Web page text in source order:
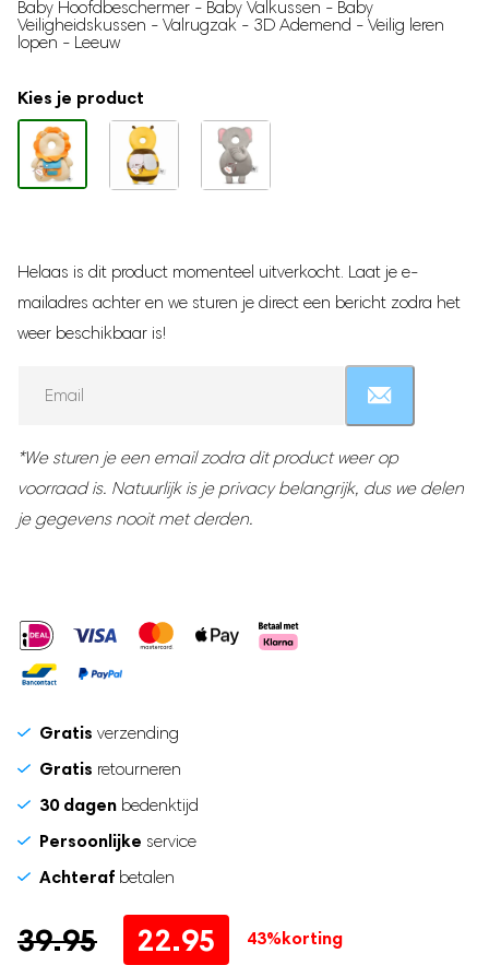
gebaseerd
op
klantbeoordeling
Baby Hoofdbeschermer - Baby Valkussen - Baby
Veiligheidskussen - Valrugzak - 3D Ademend - Veilig leren
lopen - Leeuw
Kies je product
39.95
Oorspronkelijke
22.95
Huidige
43%korting
*We sturen je een email zodra dit product weer op
voorraad is. Natuurlijk is je privacy belangrijk, dus we delen
je gegevens nooit met derden.
Gratis verzending
Gratis retourneren
30 dagen bedenktijd
Persoonlijke service
Achteraf betalen
Helaas is dit product momenteel uitverkocht. Laat je e-
mailadres achter en we sturen je direct een bericht zodra het
weer beschikbaar is!
your
address
join
the
product
Traphekje
Babynestje
Borstvoeding
Moedermelk bewaarzakjes
Borstmassagers
Borstvoedingsdoek
Voedingsbh's
Draagbare Melkkoeler
Zwangerschapskussens
Baby hartslagmonitor
Zwangerschapsband